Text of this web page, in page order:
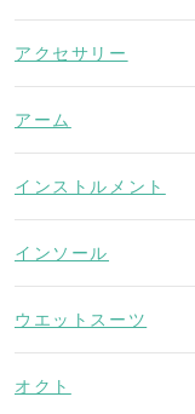
アクセサリー
アーム
インストルメント
インソール
ウエットスーツ
オクト